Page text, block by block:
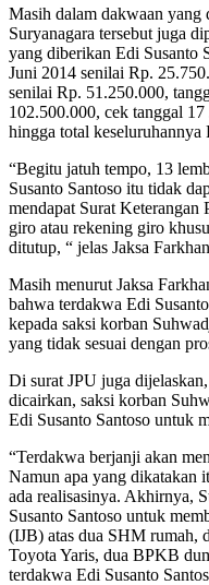
Masih dalam dakwaan yang
Suryanagara tersebut juga
yang diberikan Edi Susanto
Juni 2014 senilai Rp.
senilai Rp. 51.250.000,
102.500.000, cek tanggal
hingga total keseluruhannya
“Begitu jatuh tempo, 13
Susanto Santoso itu tidak
mendapat Surat Keterangan
giro atau rekening giro
ditutup, “ jelas Jaksa
Masih menurut Jaksa
bahwa terdakwa Edi
kepada saksi korban
yang tidak sesuai dengan
Di surat JPU juga
dicairkan, saksi korban
Edi Susanto Santoso untuk
“Terdakwa berjanji akan
Namun apa yang dikatakan
ada realisasinya. Akhirnya,
Susanto Santoso untuk
(IJB) atas dua SHM rumah,
Toyota Yaris, dua BPKB
terdakwa Edi Susanto